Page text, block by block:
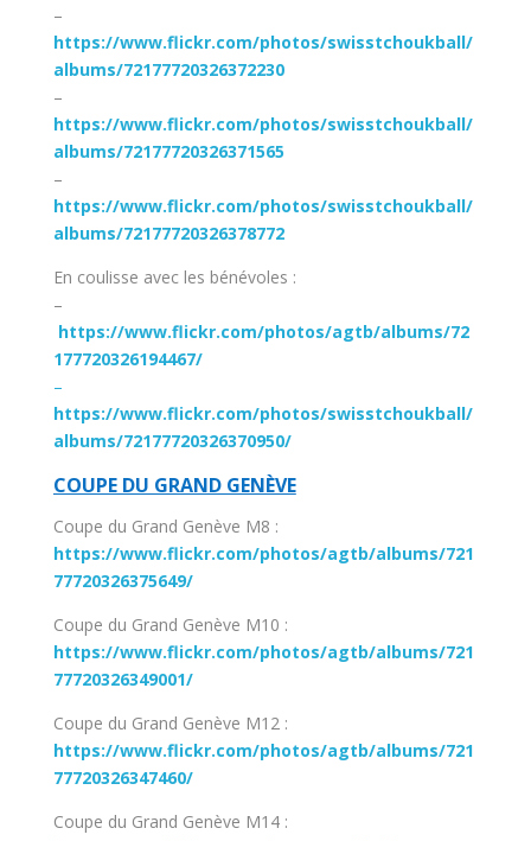
–
https://www.flickr.com/photos/swisstchoukball/
albums/72177720326372230
–
https://www.flickr.com/photos/swisstchoukball/
albums/72177720326371565
–
https://www.flickr.com/photos/swisstchoukball/
albums/72177720326378772
En coulisse avec les bénévoles :
–
https://www.flickr.com/photos/agtb/albums/72
177720326194467/
–
https://www.flickr.com/photos/swisstchoukball/
albums/72177720326370950/
COUPE DU GRAND GENÈVE
Coupe du Grand Genève M8 :
https://www.flickr.com/photos/agtb/albums/721
77720326375649/
Coupe du Grand Genève M10 :
https://www.flickr.com/photos/agtb/albums/721
77720326349001/
Coupe du Grand Genève M12 :
https://www.flickr.com/photos/agtb/albums/721
77720326347460/
Coupe du Grand Genève M14 :